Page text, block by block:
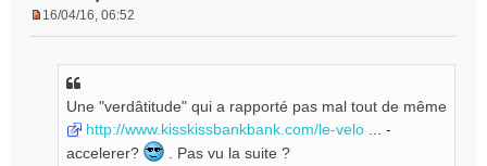
16/04/16, 06:52
Une "verdâtitude" qui a rapporté pas mal tout de même
http://www.kisskissbankbank.com/le-velo ... -
accelerer?
. Pas vu la suite ?